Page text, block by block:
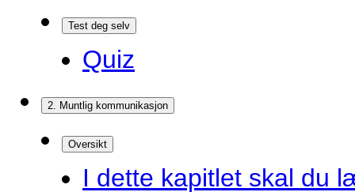
Test deg selv
Quiz
2. Muntlig kommunikasjon
Oversikt
I dette kapitlet skal du